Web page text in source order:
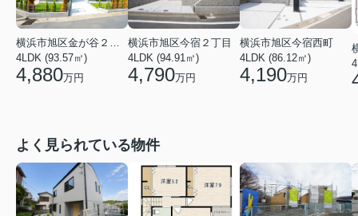
横浜市旭区金が谷２丁目
4LDK (93.57㎡)
4,880万円
横浜市旭区今宿２丁目
4LDK (94.91㎡)
4,790万円
横浜市旭区今宿西町
4LDK (86.12㎡)
4,190万円
よく見られている物件